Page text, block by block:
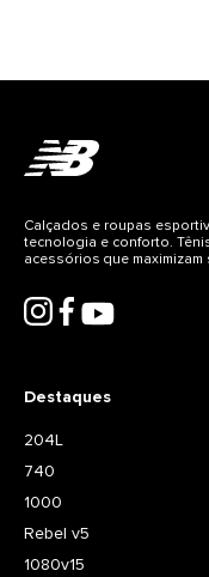
Destaques
204L
740
1000
Rebel v5
1080v15
Calçados e roupas
tecnologia e conforto.
acessórios que